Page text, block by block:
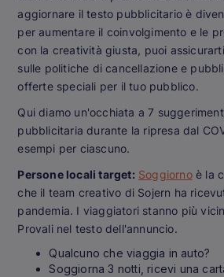
aggiornare il testo pubblicitario è
per aumentare il coinvolgimento e le
con la creatività giusta, puoi
sulle politiche di cancellazione e
offerte speciali per il tuo pubblico.
Qui diamo un'occhiata a 7
pubblicitaria durante la ripresa dal
esempi per ciascuno.
Persone locali target: Soggiornoè la
che il team creativo di Sojern ha
pandemia. I viaggiatori stanno più
Provali nel testo dell'annuncio.
Qualcuno che viaggia in auto?
Soggiorna 3 notti, ricevi una